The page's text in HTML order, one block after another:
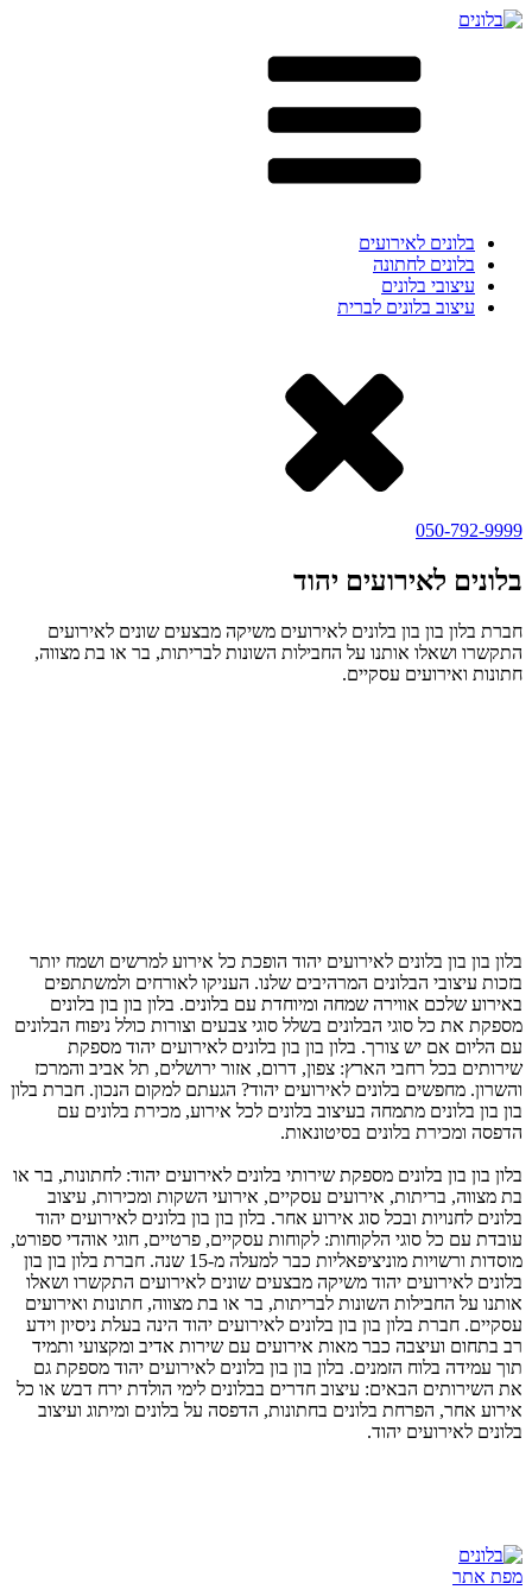
בלונים לאירועים
בלונים לחתונה
עיצובי בלונים
עיצוב בלונים לברית
050-792-9999
בלונים לאירועים יהוד
חברת בלון בון בון בלונים לאירועים משיקה מבצעים שונים לאירועים
התקשרו ושאלו אותנו על החבילות השונות לבריתות, בר או בת מצווה,
חתונות ואירועים עסקיים.
בלון בון בון בלונים לאירועים יהוד הופכת כל אירוע למרשים ושמח יותר
בזכות עיצובי הבלונים המרהיבים שלנו. העניקו לאורחים ולמשתתפים
באירוע שלכם אווירה שמחה ומיוחדת עם בלונים. בלון בון בון בלונים
מספקת את כל סוגי הבלונים בשלל סוגי צבעים וצורות כולל ניפוח הבלונים
עם הליום אם יש צורך. בלון בון בון בלונים לאירועים יהוד מספקת
שירותים בכל רחבי הארץ: צפון, דרום, אזור ירושלים, תל אביב והמרכז
והשרון. מחפשים בלונים לאירועים יהוד? הגעתם למקום הנכון. חברת בלון
בון בון בלונים מתמחה בעיצוב בלונים לכל אירוע, מכירת בלונים עם
הדפסה ומכירת בלונים בסיטונאות.
בלון בון בון בלונים מספקת שירותי בלונים לאירועים יהוד: לחתונות, בר או
בת מצווה, בריתות, אירועים עסקיים, אירועי השקות ומכירות, עיצוב
בלונים לחנויות ובכל סוג אירוע אחר. בלון בון בון בלונים לאירועים יהוד
עובדת עם כל סוגי הלקוחות: לקוחות עסקיים, פרטיים, חוגי אוהדי ספורט,
מוסדות ורשויות מוניציפאליות כבר למעלה מ-15 שנה. חברת בלון בון בון
בלונים לאירועים יהוד משיקה מבצעים שונים לאירועים התקשרו ושאלו
אותנו על החבילות השונות לבריתות, בר או בת מצווה, חתונות ואירועים
עסקיים. חברת בלון בון בון בלונים לאירועים יהוד הינה בעלת ניסיון וידע
רב בתחום ועיצבה כבר מאות אירועים עם שירות אדיב ומקצועי ותמיד
תוך עמידה בלוח הזמנים. בלון בון בון בלונים לאירועים יהוד מספקת גם
את השירותים הבאים: עיצוב חדרים בבלונים לימי הולדת ירח דבש או כל
אירוע אחר, הפרחת בלונים בחתונות, הדפסה על בלונים ומיתוג ועיצוב
בלונים לאירועים יהוד.
מפת אתר